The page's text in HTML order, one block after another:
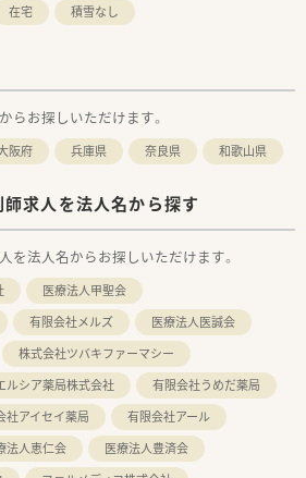
在宅 積雪なし
らお探しいただけます。
阪府 兵庫県 奈良県 和歌山県
求人を法人名から探す
を法人名からお探しいただけます。
医療法人甲聖会
有限会社メルズ
医療法人医誠会
株式会社ツバキファーマシー
ルシア薬局株式会社
有限会社うめだ薬局
社アイセイ薬局
有限会社アール
法人恵仁会
医療法人豊済会